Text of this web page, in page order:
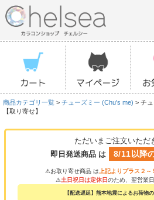
商品カテゴリ一覧 > チューズミー (Chu's me) > チ
【取り寄せ】
ただいまご注文いただ
即日発送商品 は
8/11以降
⚠お取り寄せ商品 は 上記よりプラス２～
⚠土日祝日は定休日のため、翌営業
【配送遅延】熊本地震によるお荷物